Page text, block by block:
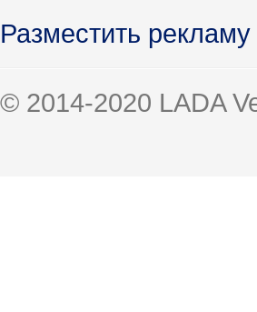
Разместить
© 2014-2020 LADA